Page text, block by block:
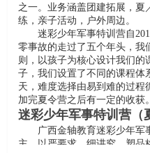
之一。业务涵盖团建拓展，夏
练，亲子活动，户外周边。
迷彩少年军事特训营自
零事故的走过了五个年头，我
则，以孩子为核心设计我们
子，我们设置了不同的课程体
天，难度选择由易到难的过程
加完夏令营之后有一定的收获。
迷彩少年军事特训营（
广西金轴教育迷彩少年军
主，以严要求、细讲究、塑